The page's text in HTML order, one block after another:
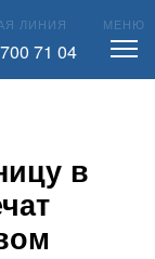
ЛИНИЯ
71 04
МЕНЮ
в